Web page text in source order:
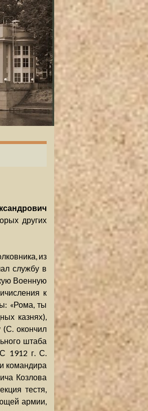
других
из
службу в
Военную
к
«Рома, ты
казнях),
(С. окончил
штаба
1912 г. С.
командира
Козлова
тестя,
армии,